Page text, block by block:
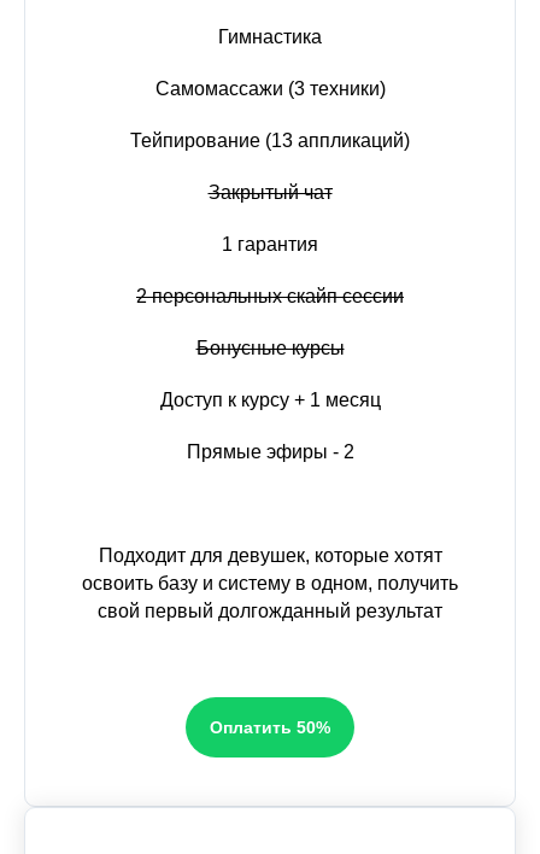
Гимнастика
Самомассажи (3 техники)
Тейпирование (13 аппликаций)
Закрытый чат
1 гарантия
2 персональных скайп сессии
Бонусные курсы
Доступ к курсу + 1 месяц
Прямые эфиры - 2
Подходит для девушек, которые хотят
освоить базу и систему в одном, получить
свой первый долгожданный результат
Оплатить 50%